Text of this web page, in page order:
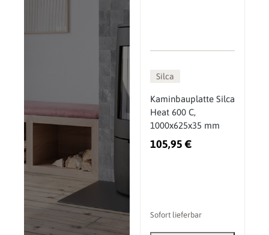
Silca
Kaminbauplatte Silca
Heat 600 C,
1000x625x35 mm
105,95 €
Sofort lieferbar